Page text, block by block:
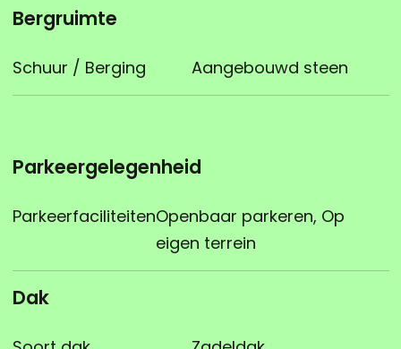
Bergruimte
Schuur / Berging Aangebouwd steen
Parkeergelegenheid
ParkeerfaciliteitenOpenbaar parkeren, Op
eigen terrein
Dak